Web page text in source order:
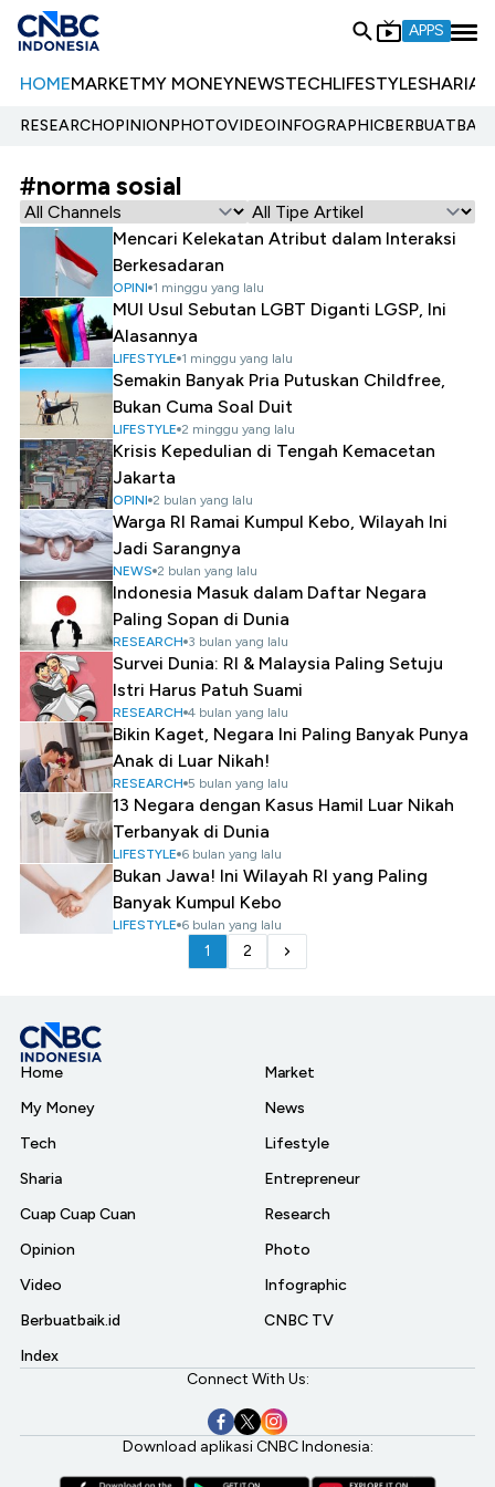
APPS
HOMEMARKETMY MONEYNEWSTECHLIFESTYLESHARIA
RESEARCHOPINIONPHOTOVIDEOINFOGRAPHIC
#norma sosial
Mencari Kelekatan Atribut dalam Interaksi
Berkesadaran
OPINI 1 minggu yang lalu
MUI Usul Sebutan LGBT Diganti LGSP, Ini
Alasannya
LIFESTYLE 1 minggu yang lalu
Semakin Banyak Pria Putuskan Childfree,
Bukan Cuma Soal Duit
LIFESTYLE 2 minggu yang lalu
Krisis Kepedulian di Tengah Kemacetan
Jakarta
OPINI 2 bulan yang lalu
Warga RI Ramai Kumpul Kebo, Wilayah Ini
Jadi Sarangnya
NEWS 2 bulan yang lalu
Indonesia Masuk dalam Daftar Negara
Paling Sopan di Dunia
RESEARCH 3 bulan yang lalu
Survei Dunia: RI & Malaysia Paling Setuju
Istri Harus Patuh Suami
RESEARCH 4 bulan yang lalu
Bikin Kaget, Negara Ini Paling Banyak Punya
Anak di Luar Nikah!
RESEARCH 5 bulan yang lalu
13 Negara dengan Kasus Hamil Luar Nikah
Terbanyak di Dunia
LIFESTYLE 6 bulan yang lalu
Bukan Jawa! Ini Wilayah RI yang Paling
Banyak Kumpul Kebo
LIFESTYLE 6 bulan yang lalu
1 2
Home
My Money
Tech
Sharia
Cuap Cuap Cuan
Opinion
Video
Berbuatbaik.id
Index
Market
News
Lifestyle
Entrepreneur
Research
Photo
Infographic
CNBC TV
Connect With Us:
Download aplikasi CNBC Indonesia: